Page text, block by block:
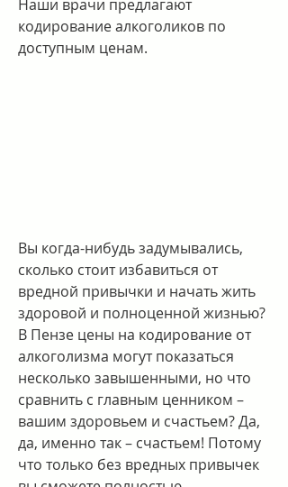
Наши врачи предлагают
кодирование алкоголиков по
доступным ценам.
Вы когда-нибудь задумывались,
сколько стоит избавиться от
вредной привычки и начать жить
здоровой и полноценной жизнью?
В Пензе цены на кодирование от
алкоголизма могут показаться
несколько завышенными, но что
сравнить с главным ценником –
вашим здоровьем и счастьем? Да,
да, именно так – счастьем! Потому
что только без вредных привычек